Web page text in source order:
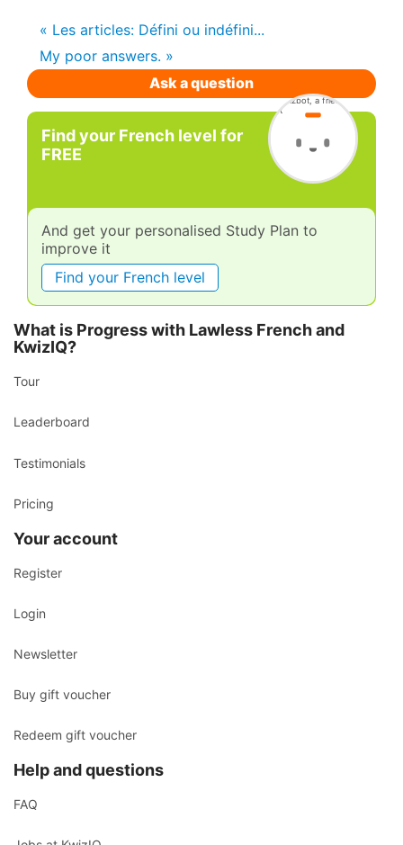
« Les articles: Défini ou indéfini...
My poor answers. »
Ask a question
Find your French level for
FREE
And get your personalised Study Plan to
improve it
Find your French level
What is Progress with Lawless French and
KwizIQ?
Tour
Leaderboard
Testimonials
Pricing
Your account
Register
Login
Newsletter
Buy gift voucher
Redeem gift voucher
Help and questions
FAQ